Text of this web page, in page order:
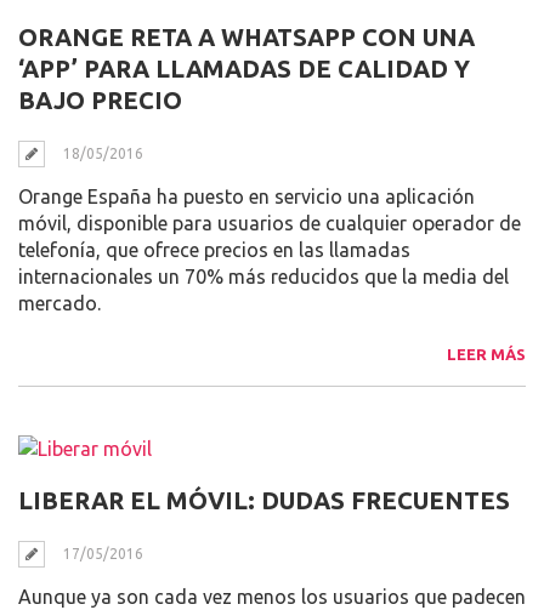
ORANGE RETA A WHATSAPP CON UNA
‘APP’ PARA LLAMADAS DE CALIDAD Y
BAJO PRECIO
18/05/2016
Orange España ha puesto en servicio una aplicación
móvil, disponible para usuarios de cualquier operador de
telefonía, que ofrece precios en las llamadas
internacionales un 70% más reducidos que la media del
mercado.
LEER MÁS
LIBERAR EL MÓVIL: DUDAS FRECUENTES
17/05/2016
Aunque ya son cada vez menos los usuarios que padecen